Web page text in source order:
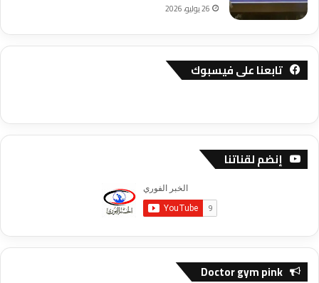
26 يوليو، 2026
تابعنا على فيسبوك
إنضم لقناتنا
Doctor gym pink